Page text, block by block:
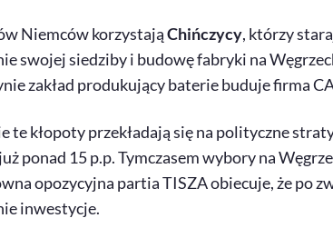
Niemców korzystająChińczycy, którzy
swojej siedziby i budowę fabryki na
zakład produkujący baterie buduje firma
te kłopoty przekładają się na polityczne
ponad 15 p.p. Tymczasem wybory na
opozycyjna partia TISZA obiecuje, że po
inwestycje.